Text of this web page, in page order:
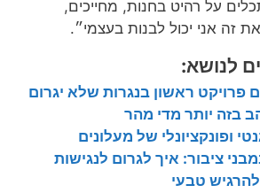
על רהיט בחנות, מחייכים,
זה אני יכול לבנות בעצמי״.
לנושא:
פרויקט ראשון בנגרות שלא יגרום
בזה יותר מדי מהר
ופונקציונלי של מעלונים
ציבור: איך לגרום לנגישות
טבעי